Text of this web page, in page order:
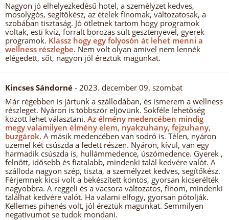
Nagyon jó elhelyezkedésű hotel, a személyzet kedves,
mosolygós, segítőkész, az ételek finomak, változatosak, a
szobában tisztaság. Jó ötletnek tartom hogy programok
voltak, esti kvíz, forralt borozas sült gesztenyevel, gyerek
programok. Klassz hogy egy folyosón át lehet menni a
wellness részlegbe. Nem volt olyan amivel nem lennék
elégedett, sőt, nagyon jól éreztük magunkat.
Kincses Sándorné - 2023. december 09. szombat
Már régebben is jártunk a szállodában, és ismerem a wellness
részleget. Nyáron is többször eljövünk. Sokféle lehetőség
között lehet választani. Az élmény medencében mindig
megy valamilyen élmény elem, nyakzuhany, fejzuhany,
buzgárok. A másik medencében van sodró is. Télen, nyáron
üzemel két csúszda a fedett részen. Nyáron, kívül, van egy
harmadik csúszda is, hullámmedence, úszómedence. Gyerek ,
felnőtt, idősebb és fiatalabb, mindenki talál kedvére valót. A
szálloda nagyon szép, tiszta, a személyzet kedves, segítőkész.
Férjemnek kicsi volt a bekészített köntös, gyorsan kicserélték
nagyobbra. A reggeli és a vacsora változatos, finom, mindenki
találhat kedvére valót. Ha valami elfogy, gyorsan pótolják.
Kellemes pihenés volt, jól éreztük magunkat. Semmilyen
negatívumot se tudok mondani.